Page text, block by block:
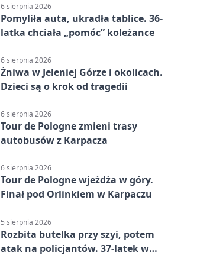
6 sierpnia 2026
Pomyliła auta, ukradła tablice. 36-
latka chciała „pomóc” koleżance
6 sierpnia 2026
Żniwa w Jeleniej Górze i okolicach.
Dzieci są o krok od tragedii
6 sierpnia 2026
Tour de Pologne zmieni trasy
autobusów z Karpacza
6 sierpnia 2026
Tour de Pologne wjeżdża w góry.
Finał pod Orlinkiem w Karpaczu
5 sierpnia 2026
Rozbita butelka przy szyi, potem
atak na policjantów. 37-latek w